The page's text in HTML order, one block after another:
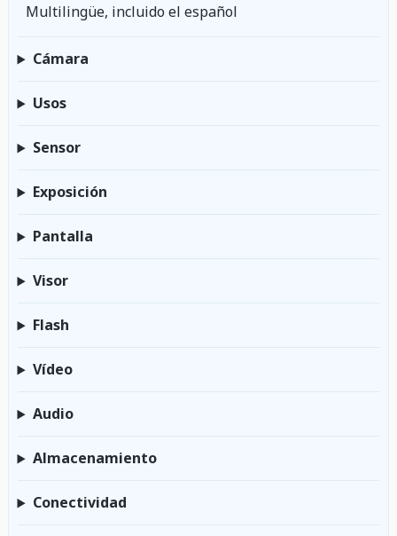
Multilingüe, incluido el español
Cámara
Usos
Sensor
Exposición
Pantalla
Visor
Flash
Vídeo
Audio
Almacenamiento
Conectividad